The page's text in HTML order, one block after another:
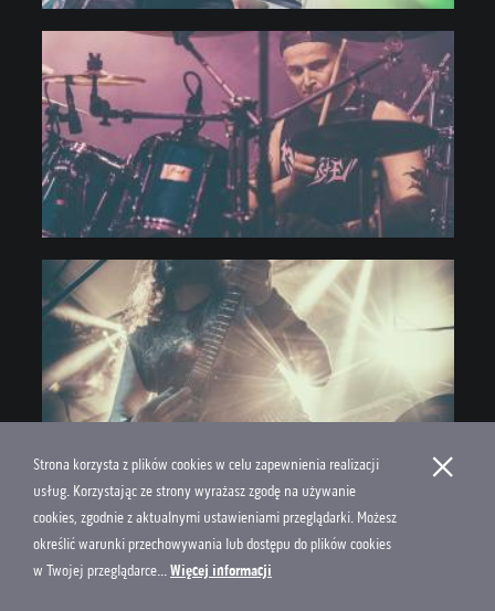
Strona korzysta z plików cookies w celu zapewnienia realizacji
usług. Korzystając ze strony wyrażasz zgodę na używanie
cookies, zgodnie z aktualnymi ustawieniami przeglądarki. Możesz
określić warunki przechowywania lub dostępu do plików cookies
w Twojej przeglądarce...Więcej informacji
×